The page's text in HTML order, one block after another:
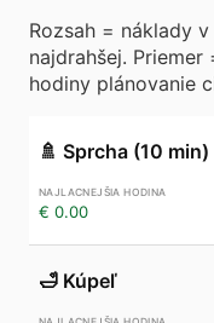
Rozsah = náklady
najdrahšej. Priemer
hodiny plánovanie
🚿 Sprcha (10 min)
€ 0.00
🛁 Kúpeľ